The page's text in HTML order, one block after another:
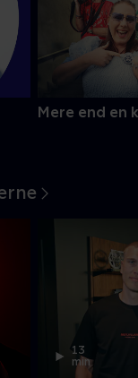
Mere end en
13
min